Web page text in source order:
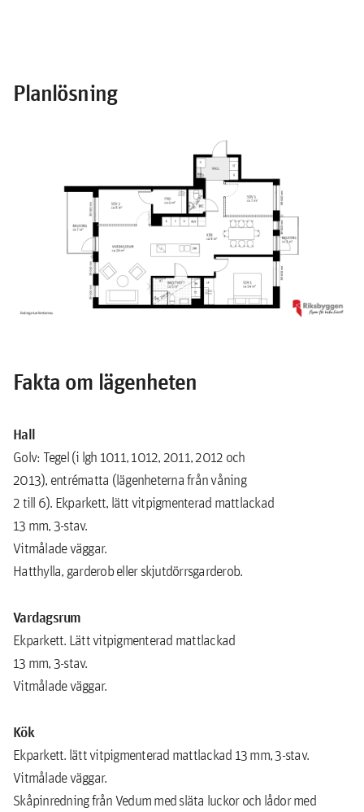
Planlösning
Fakta om lägenheten
Hall
Golv: Tegel (i lgh 1011, 1012, 2011, 2012 och
2013), entrématta (lägenheterna från våning
2 till 6). Ekparkett, lätt vitpigmenterad mattlackad
13 mm, 3-stav.
Vitmålade väggar.
Hatthylla, garderob eller skjutdörrsgarderob.
Vardagsrum
Ekparkett. Lätt vitpigmenterad mattlackad
13 mm, 3-stav.
Vitmålade väggar.
Kök
Ekparkett. lätt vitpigmenterad mattlackad 13 mm, 3-stav.
Vitmålade väggar.
Skåpinredning från Vedum med släta luckor och lådor med